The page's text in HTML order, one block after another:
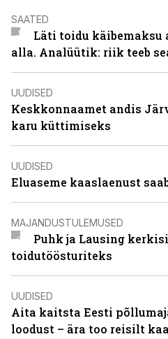
SAATED
Läti toidu
alla. Analüütik: riik teeb
UUDISED
Keskkonnaamet andis
karu küttimiseks
UUDISED
Eluaseme kaaslaenust
MAJANDUSTULEMUSED
Puhk ja Lausing
toidutöösturiteks
UUDISED
Aita kaitsta Eesti
loodust – ära too reisilt